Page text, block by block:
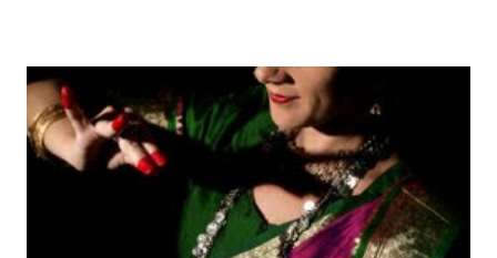
Estes direitos humanos – os direitos à liberdade de opinião
e de expressão, de reunião pacífica e de associação, e de
participar no governo (artigos 19, 20 e 21 da Declaração
Universal dos Direitos Humanos ) – têm estado no centro
das mudanças históricas no mundo árabe nos últimos dois
anos, em que milhões foram às ruas para exigir mudanças.